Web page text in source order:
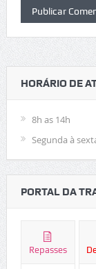
HORÁRIO DE
8h as 14h
Segunda à
PORTAL DA
Repasses